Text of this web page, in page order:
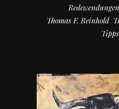
Redewendungen
Thomas F. Reinhold
Tipps